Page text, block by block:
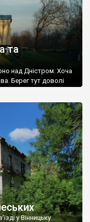
та
над Дністром. Хоча
Берег тут доволі
навколишніх
Точної дати […]
у Вінницьку